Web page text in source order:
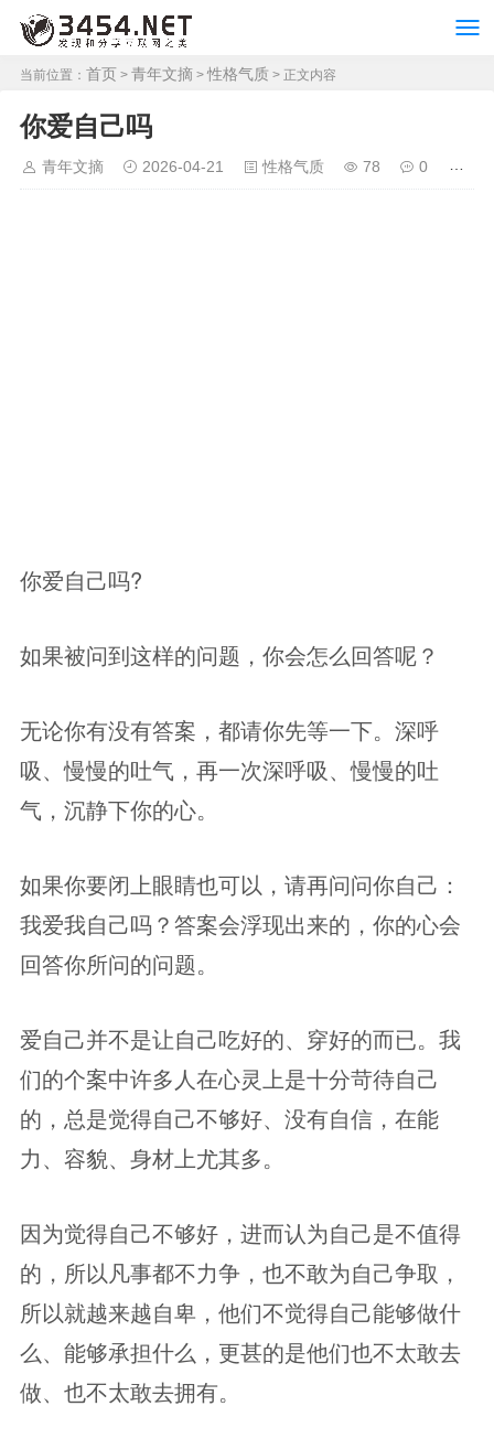
当前位置： 首页 > 青年文摘 > 性格气质 > 正文内容
你爱自己吗
青年文摘 2026-04-21 性格气质 78 0
你爱自己吗?
如果被问到这样的问题，你会怎么回答呢？
无论你有没有答案，都请你先等一下。深呼
吸、慢慢的吐气，再一次深呼吸、慢慢的吐
气，沉静下你的心。
如果你要闭上眼睛也可以，请再问问你自己：
我爱我自己吗？答案会浮现出来的，你的心会
回答你所问的问题。
爱自己并不是让自己吃好的、穿好的而已。我
们的个案中许多人在心灵上是十分苛待自己
的，总是觉得自己不够好、没有自信，在能
力、容貌、身材上尤其多。
因为觉得自己不够好，进而认为自己是不值得
的，所以凡事都不力争，也不敢为自己争取，
所以就越来越自卑，他们不觉得自己能够做什
么、能够承担什么，更甚的是他们也不太敢去
做、也不太敢去拥有。